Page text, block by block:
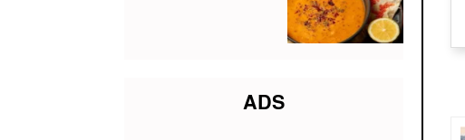
ADS